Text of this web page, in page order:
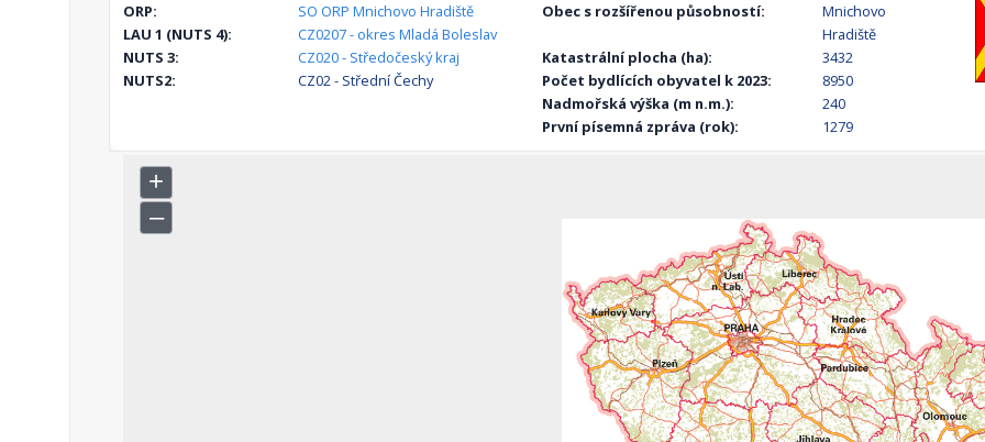
ORP:
SO ORP Mnichovo Hradiště
LAU 1 (NUTS 4):
CZ0207 - okres Mladá Boleslav
NUTS 3:
CZ020 - Středočeský kraj
NUTS2:
CZ02 - Střední Čechy
Obec s rozšířenou působností:
Mnichovo
Hradiště
Katastrální plocha (ha):
3432
Počet bydlících obyvatel k 2023:
8950
Nadmořská výška (m n.m.):
240
První písemná zpráva (rok):
1279